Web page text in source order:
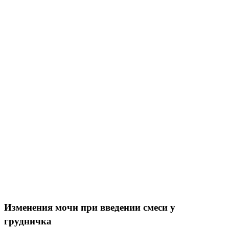
Изменения мочи при введении смеси у
грудничка